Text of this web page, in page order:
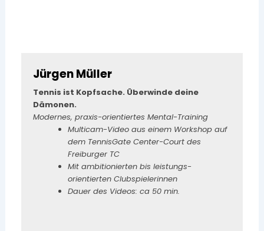
Jürgen Müller
Tennis ist Kopfsache. Überwinde deine
Dämonen.
Modernes, praxis-orientiertes Mental-Training
Multicam-Video aus einem Workshop auf
dem TennisGate Center-Court des
Freiburger TC
Mit ambitionierten bis leistungs-
orientierten Clubspielerinnen
Dauer des Videos: ca 50 min.